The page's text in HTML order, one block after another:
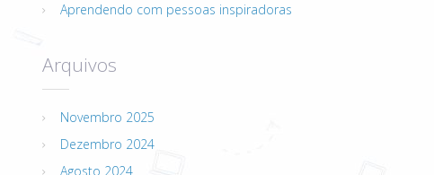
Aprendendo com pessoas inspiradoras
Arquivos
Novembro 2025
Dezembro 2024
Agosto 2024